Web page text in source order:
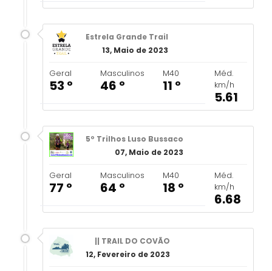
Estrela Grande Trail
13, Maio de 2023
Geral
53 º
Masculinos
46 º
M40
11 º
Méd.
km/h
5.61
5º Trilhos Luso Bussaco
07, Maio de 2023
Geral
77 º
Masculinos
64 º
M40
18 º
Méd.
km/h
6.68
|| TRAIL DO COVÃO
12, Fevereiro de 2023